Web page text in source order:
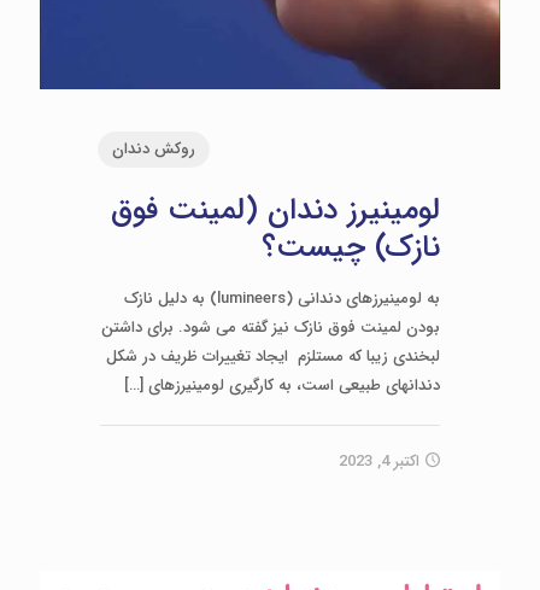
روکش دندان
لومینیرز دندان (لمینت فوق
نازک) چیست؟
به لومینیرزهای دندانی (lumineers) به دلیل نازک
بودن لمینت فوق نازک نیز گفته می شود. برای داشتن
لبخندی زیبا که مستلزم ایجاد تغییرات ظریف در شکل
دندان­های طبیعی است، به کارگیری لومینیرزهای […]
اکتبر 4, 2023